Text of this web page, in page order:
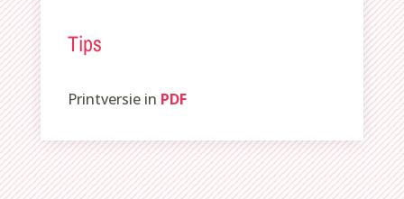
Tips
Printversie in PDF